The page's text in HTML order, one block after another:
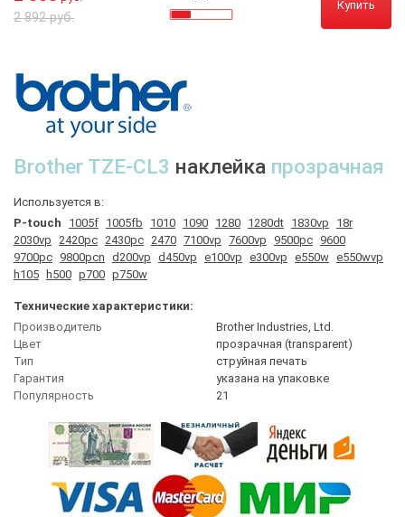
2 892 руб.
Купить
Brother TZE-CL3 наклейка прозрачная
Используется в:
P-touch
1005f 1005fb 1010 1090 1280 1280dt 1830vp
18r
2030vp 2420pc 2430pc 2470 7100vp 7600vp 9500pc 9600
9700pc 9800pcn d200vp d450vp e100vp e300vp e550w e550wvp
h105
h500 p700 p750w
Технические характеристики:
Производитель
Brother Industries, Ltd.
Цвет
прозрачная (transparent)
Тип
струйная печать
Гарантия
указана на упаковке
Популярность
21